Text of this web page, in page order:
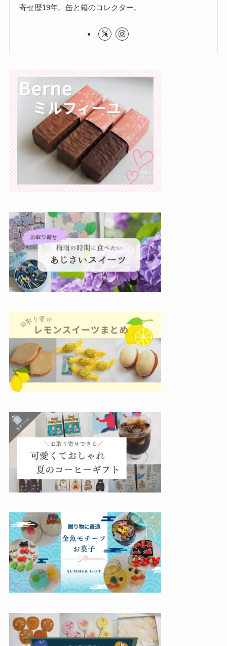
寄せ歴19年。缶と箱のコレクター。